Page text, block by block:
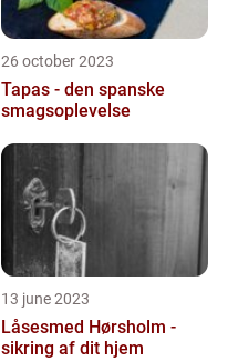
26 october 2023
Tapas - den spanske
smagsoplevelse
13 june 2023
Låsesmed Hørsholm -
sikring af dit hjem